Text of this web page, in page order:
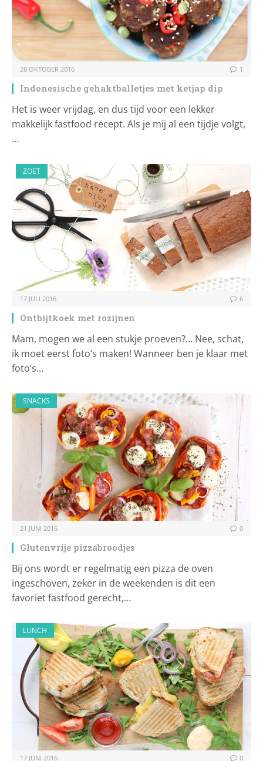
28 OKTOBER 2016 1
Indonesische gehaktballetjes met ketjap dip
Het is weer vrijdag, en dus tijd voor een lekker
makkelijk fastfood recept. Als je mij al een tijdje volgt,
…
ZOET
17 JULI 2016 6
Ontbijtkoek met rozijnen
Mam, mogen we al een stukje proeven?… Nee, schat,
ik moet eerst foto’s maken! Wanneer ben je klaar met
foto’s…
SNACKS
21 JUNI 2016 0
Glutenvrije pizzabroodjes
Bij ons wordt er regelmatig een pizza de oven
ingeschoven, zeker in de weekenden is dit een
favoriet fastfood gerecht,…
LUNCH
17 JUNI 2016 0